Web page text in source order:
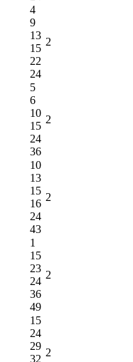
4
9
13
15
22
24
2
5
6
10
15
24
36
2
10
13
15
16
24
43
2
1
15
23
24
36
49
2
15
24
29
32
2